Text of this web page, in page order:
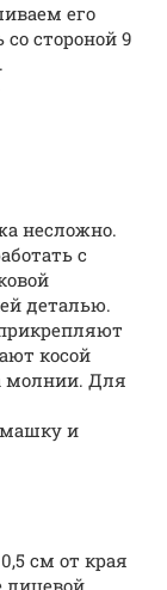
его
стороной 9
несложно.
с
деталью.
косой
молнии. Для
и
см от края